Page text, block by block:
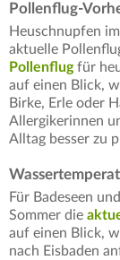
Pollenflug-
Heuschnupfen
aktuelle
Pollenflugfür
auf einen Blick,
Birke, Erle oder
Allergikerinnen
Alltag besser zu
Für Badeseen
Sommer die
auf einen Blick,
nach Eisbaden